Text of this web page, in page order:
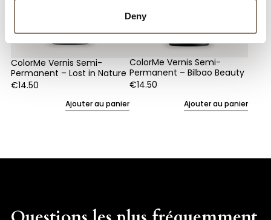
Deny
ColorMe Vernis Semi-
Permanent – Lost in Nature
€14.50
Ajouter au panier
ColorMe Vernis Semi-
Permanent – Bilbao Beauty
€14.50
Ajouter au panier